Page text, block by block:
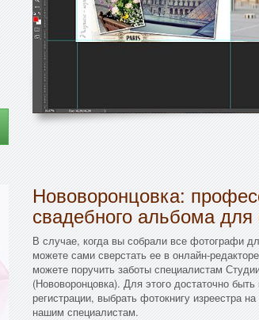
Нововоронцовка:
свадебного альбома
В случае, когда вы собрали все фотографи
можете сами сверстать ее в онлайн-
можете поручить заботы специалистам
(Нововоронцовка). Для этого достаточно
регистрации, выбрать фотокнигу изреестра
нашим специалистам.